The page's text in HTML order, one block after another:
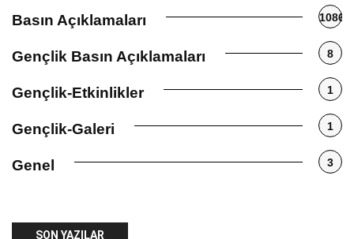
Basın Açıklamaları 1086
Gençlik Basın Açıklamaları 8
Gençlik-Etkinlikler 1
Gençlik-Galeri 1
Genel 3
SON YAZILAR